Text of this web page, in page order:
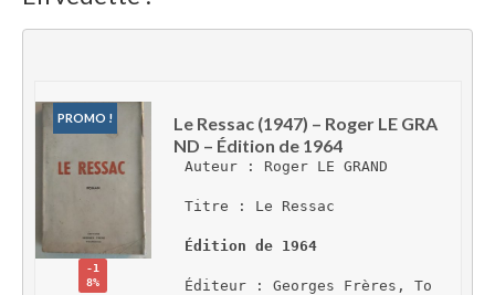
PROMO !
-1
8%
Le Ressac (1947) – Roger LE GRA
ND – Édition de 1964
Auteur : Roger LE GRAND
Titre : Le Ressac
Édition de 1964
Éditeur : Georges Frères, To